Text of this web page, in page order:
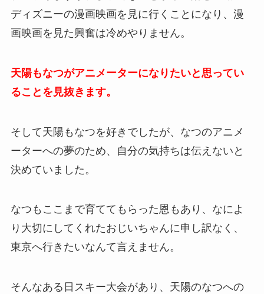
ディズニーの漫画映画を見に行くことになり、漫
画映画を見た興奮は冷めやりません。
天陽もなつがアニメーターになりたいと思ってい
ることを見抜きます。
そして天陽もなつを好きでしたが、なつのアニメ
ーターへの夢のため、自分の気持ちは伝えないと
決めていました。
なつもここまで育ててもらった恩もあり、なによ
り大切にしてくれたおじいちゃんに申し訳なく、
東京へ行きたいなんて言えません。
そんなある日スキー大会があり、天陽のなつへの